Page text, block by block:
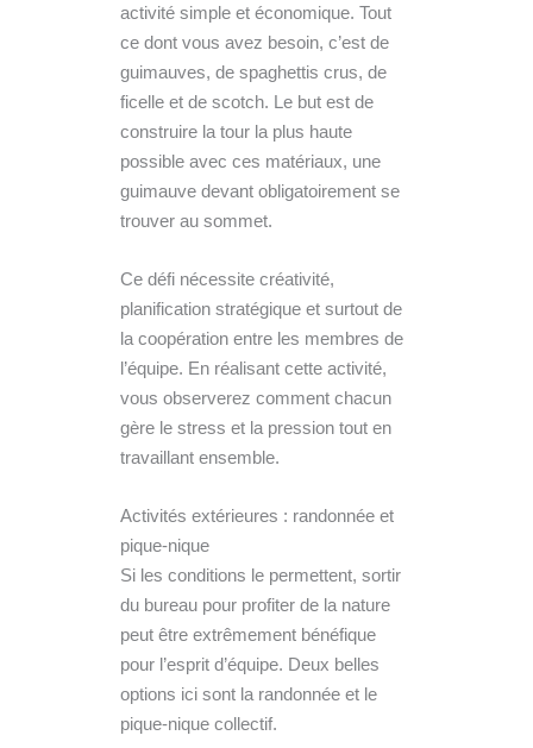
activité simple et économique. Tout
ce dont vous avez besoin, c’est de
guimauves, de spaghettis crus, de
ficelle et de scotch. Le but est de
construire la tour la plus haute
possible avec ces matériaux, une
guimauve devant obligatoirement se
trouver au sommet.
Ce défi nécessite créativité,
planification stratégique et surtout de
la coopération entre les membres de
l’équipe. En réalisant cette activité,
vous observerez comment chacun
gère le stress et la pression tout en
travaillant ensemble.
Activités extérieures : randonnée et
pique-nique
Si les conditions le permettent, sortir
du bureau pour profiter de la nature
peut être extrêmement bénéfique
pour l’esprit d’équipe. Deux belles
options ici sont la randonnée et le
pique-nique collectif.